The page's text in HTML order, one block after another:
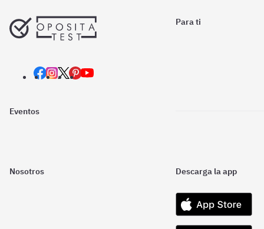
Para ti
Eventos
Nosotros Descarga la app